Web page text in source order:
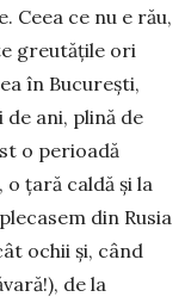
Ceea ce nu e rău,
greutăţile ori
în Bucureşti,
ani, plină de
o perioadă
ţară caldă şi la
din Rusia
ochii şi, când
de la